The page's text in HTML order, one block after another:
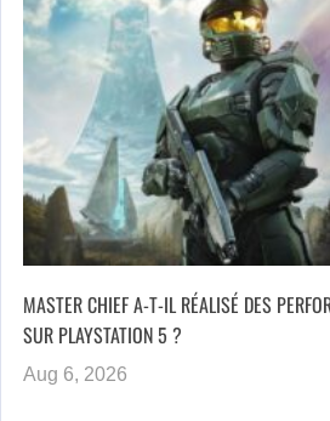
MASTER CHIEF A-T-IL RÉALISÉ DES
SUR PLAYSTATION 5 ?
Aug 6, 2026